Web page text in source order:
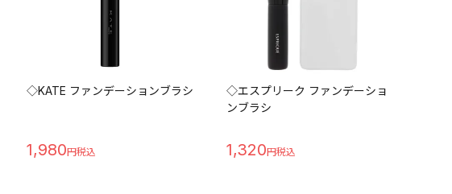
◇KATE ファンデーションブラシ
1,980
◇エスプリーク ファンデーショ
ンブラシ
1,320